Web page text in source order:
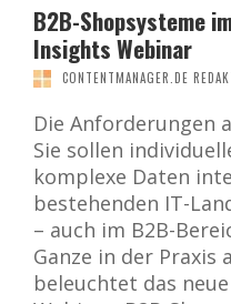
B2B-Shopsysteme
Insights Webinar
CONTENTMANAGER.DE
Die Anforderungen
Sie sollen
komplexe Daten
bestehenden IT-
– auch im B2B-
Ganze in der Praxis
beleuchtet das neue